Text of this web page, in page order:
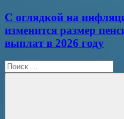
С оглядкой на
изменится размер
выплат в 2026 году
Поиск
для: